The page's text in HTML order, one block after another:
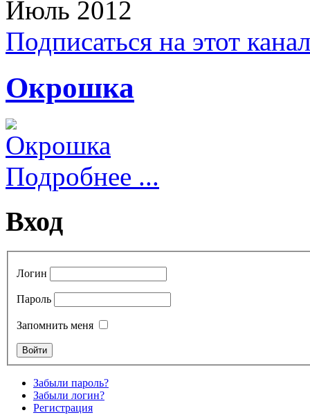
Июль 2012
Подписаться на этот
Окрошка
Подробнее ...
Вход
Логин
Пароль
Запомнить меня
Забыли пароль?
Забыли логин?
Регистрация